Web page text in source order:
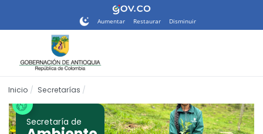
sitio
de
accesibilidad.
Aumentar Restaurar Disminuir
Inicio Secretarías
Secretaría de